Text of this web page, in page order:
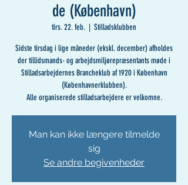
de (København)
tirs. 22. feb.
  |
Stilladsklubben
Sidste tirsdag i lige måneder (ekskl. december) afholdes
der tillidsmands- og arbejdsmiljørepræsentants møde i
Stilladsarbejdernes Brancheklub af 1920 i København
(Københavnerklubben).
Alle organiserede stilladsarbejdere er velkomne.
Man kan ikke længere tilmelde
sig
Se andre begivenheder